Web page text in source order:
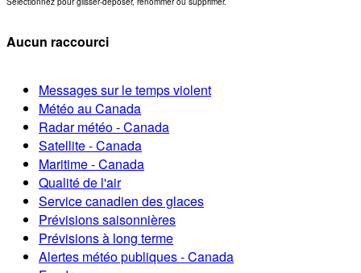
Aucun raccourci
Messages sur le temps violent
Météo au Canada
Radar météo - Canada
Satellite - Canada
Maritime - Canada
Qualité de l'air
Service canadien des glaces
Prévisions saisonnières
Prévisions à long terme
Alertes météo publiques - Canada